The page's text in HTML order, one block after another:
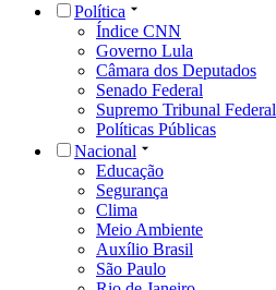
Política
Índice CNN
Governo Lula
Câmara dos Deputados
Senado Federal
Supremo Tribunal Federal
Políticas Públicas
Nacional
Educação
Segurança
Clima
Meio Ambiente
Auxílio Brasil
São Paulo